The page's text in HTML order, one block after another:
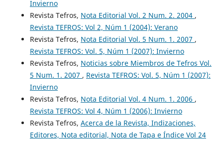
Invierno
Revista Tefros, Nota Editorial Vol. 2 Num. 2. 2004 ,
Revista TEFROS: Vol 2, Núm 1 (2004): Verano
Revista Tefros, Nota Editorial Vol. 5 Num. 1. 2007 ,
Revista TEFROS: Vol. 5, Núm 1 (2007): Invierno
Revista Tefros, Noticias sobre Miembros de Tefros Vol.
5 Num. 1. 2007 , Revista TEFROS: Vol. 5, Núm 1 (2007):
Invierno
Revista Tefros, Nota Editorial Vol. 4 Num. 1. 2006 ,
Revista TEFROS: Vol 4, Núm 1 (2006): Invierno
Revista Tefros, Acerca de la Revista, Indizaciones,
Editores, Nota editorial, Nota de Tapa e Índice Vol 24